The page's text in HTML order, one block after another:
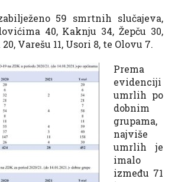
59 smrtnih slučajeva,
40, Kaknju 34, Žepču 30,
Varešu 11, Usori 8, te Olovu 7.
Prema
evidenciji
umrlih po
dobnim
grupama,
najviše
umrlih je
imalo
između 71